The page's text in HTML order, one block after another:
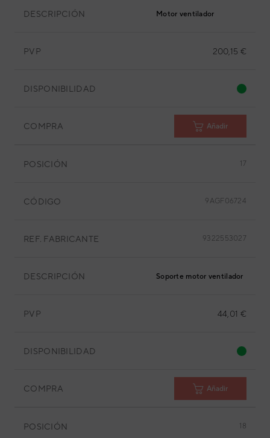
DESCRIPCIÓN Motor ventilador
PVP 200,15 €
DISPONIBILIDAD
COMPRA Añadir
POSICIÓN 17
CÓDIGO 9AGF06724
REF. FABRICANTE 9322553027
DESCRIPCIÓN Soporte motor ventilador
PVP 44,01 €
DISPONIBILIDAD
COMPRA Añadir
POSICIÓN 18